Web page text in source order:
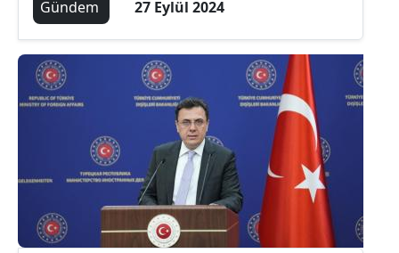
Gündem
27 Eylül 2024